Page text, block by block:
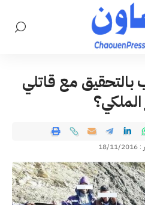
مع قاتلي
الملكي؟